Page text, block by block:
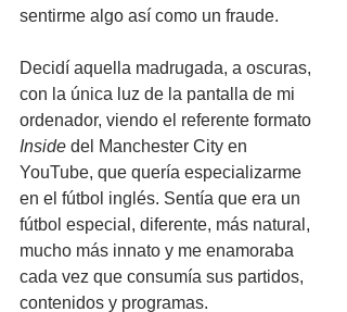
sentirme algo así como un fraude.
Decidí aquella madrugada, a oscuras,
con la única luz de la pantalla de mi
ordenador, viendo el referente formato
Inside del Manchester City en
YouTube, que quería especializarme
en el fútbol inglés. Sentía que era un
fútbol especial, diferente, más natural,
mucho más innato y me enamoraba
cada vez que consumía sus partidos,
contenidos y programas.